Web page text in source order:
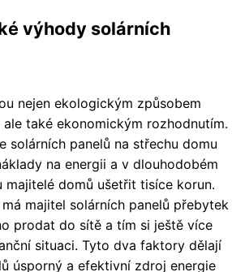
výhody solárních
nejen ekologickým způsobem
také ekonomickým rozhodnutím.
solárních panelů na střechu domu
na energii a v dlouhodobém
majitelé domů ušetřit tisíce korun.
majitel solárních panelů přebytek
prodat do sítě a tím si ještě více
situaci. Tyto dva faktory dělají
úsporný a efektivní zdroj energie